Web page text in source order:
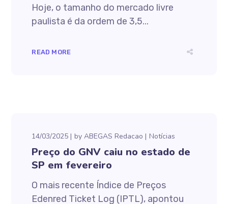
Hoje, o tamanho do mercado livre
paulista é da ordem de 3,5...
READ MORE
14/03/2025 byABEGAS Redacao Notícias
Preço do GNV caiu no estado de
SP em fevereiro
O mais recente Índice de Preços
Edenred Ticket Log (IPTL), apontou